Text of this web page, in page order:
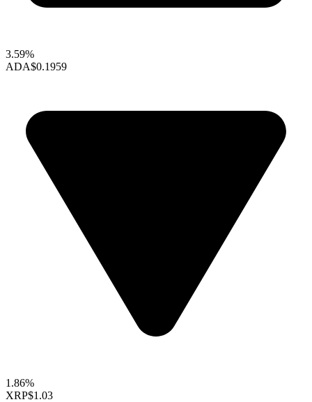
3.59%
ADA$0.1959
1.86%
XRP$1.03